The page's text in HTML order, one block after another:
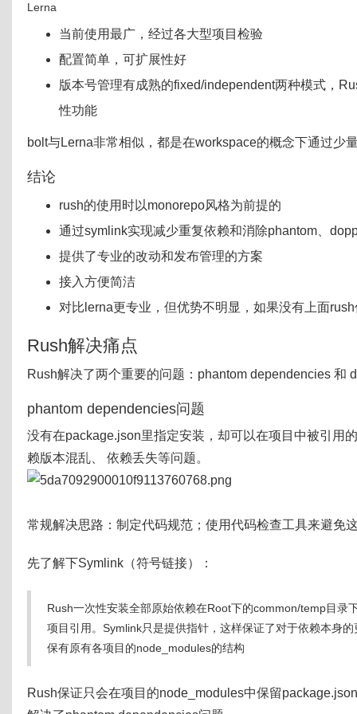
Lerna
当前使用最广，经过各大型项目检验
配置简单，可扩展性好
版本号管理有成熟的fixed/independent两种模式，
性功能
bolt与Lerna非常相似，都是在workspace的概念下通过少
结论
rush的使用时以monorepo风格为前提的
通过symlink实现减少重复依赖和消除phantom、
提供了专业的改动和发布管理的方案
接入方便简洁
对比lerna更专业，但优势不明显，如果没有上面
Rush解决痛点
Rush解决了两个重要的问题：phantom dependencies 和
phantom dependencies问题
没有在package.json里指定安装，却可以在项目中被引用
赖版本混乱、 依赖丢失等问题。
常规解决思路：制定代码规范；使用代码检查工具来避免
先了解下Symlink（符号链接）：
Rush一次性安装全部原始依赖在Root下的common/temp目录
项目引用。Symlink只是提供指针，这样保证了对于依赖本身
保有原有各项目的node_modules的结构
Rush保证只会在项目的node_modules中保留